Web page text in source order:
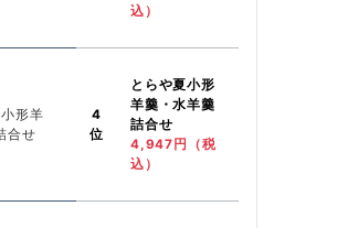
込）
4
位
とらや夏小形
羊羹・水羊羹
詰合せ
4,947円（税
込）